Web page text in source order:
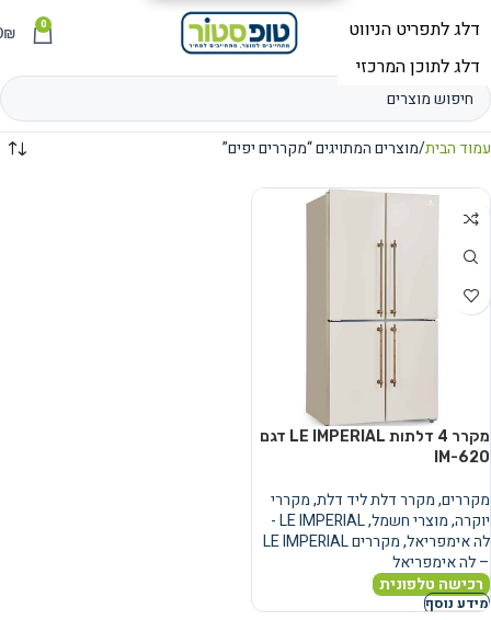
תפריט 0
₪
עמוד הבית מוצרים המתויגים “מקררים יפים”
מקרר 4 דלתות LE IMPERIAL דגם
IM-620
מקררים,מקרר דלת ליד דלת,מקררי
יוקרה,מוצרי חשמל,
LE IMPERIAL -
לה אימפריאל,
מקררים LE IMPERIAL
– לה אימפריאל
רכישה טלפונית
מידע נוסף